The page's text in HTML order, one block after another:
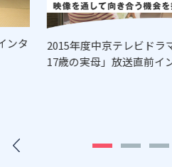
ンタ
2015年度中京テレビドラ
17歳の実母」放送直前イ